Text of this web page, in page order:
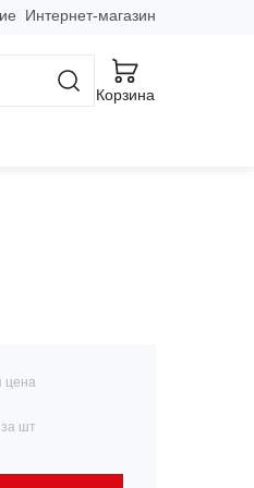
Интернет-магазин
Корзина
цена
за шт